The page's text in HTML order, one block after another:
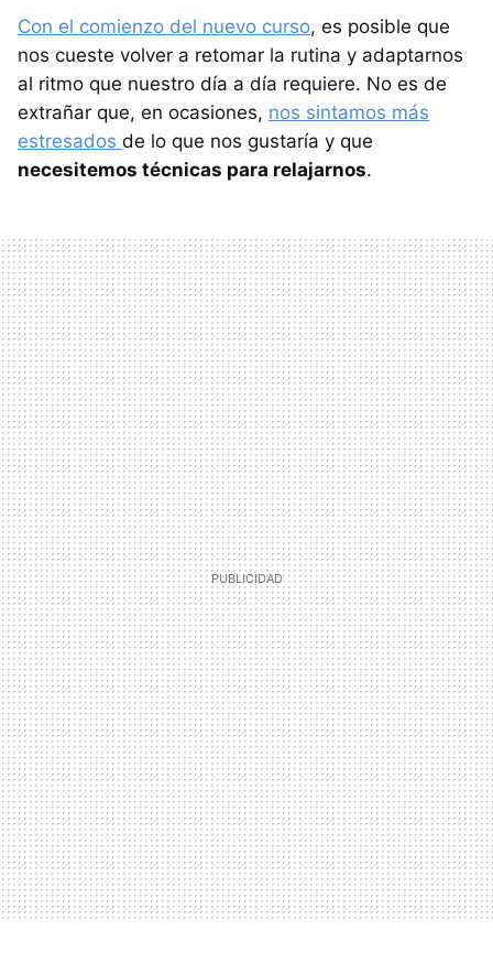
Con el comienzo del nuevo curso, es posible que
nos cueste volver a retomar la rutina y adaptarnos
al ritmo que nuestro día a día requiere. No es de
extrañar que, en ocasiones, nos sintamos más
estresados de lo que nos gustaría y que
necesitemos técnicas para relajarnos.